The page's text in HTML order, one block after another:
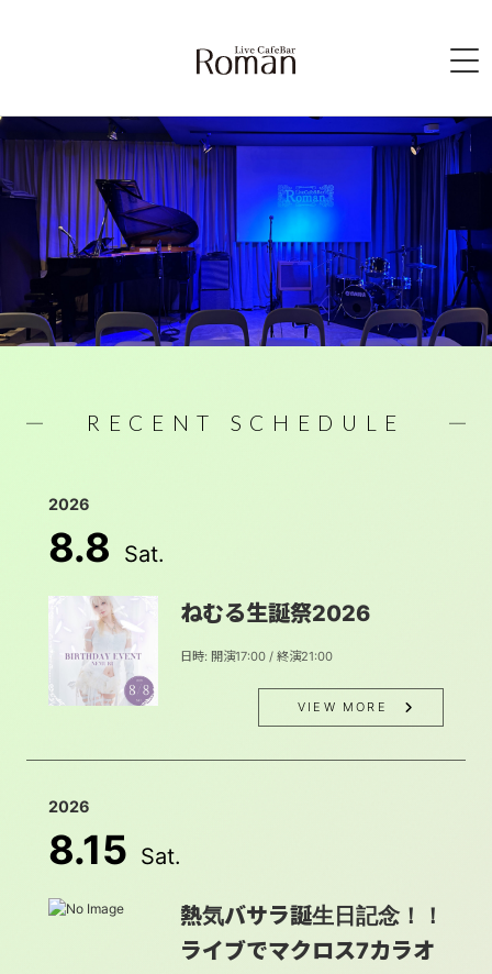
HOME
ABOUT
SCHEDULE
ACCESS
SYSTEM
RECENT SCHEDULE
2026
8.8 Sat.
ねむる生誕祭2026
日時: 開演17:00 / 終演21:00
VIEW MORE
2026
8.15 Sat.
熱気バサラ誕生日記念！！
ライブでマクロス7カラオ